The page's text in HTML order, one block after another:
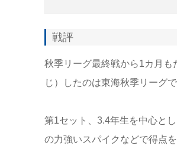
戦評
秋季リーグ最終戦から1カ月
じ）したのは東海秋季リーグ
第1セット、3.4年生を中心と
の力強いスパイクなどで得点